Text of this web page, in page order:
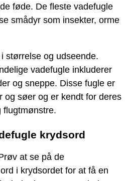
føde. De fleste vadefugle
smådyr som insekter, orme
størrelse og udseende.
vadefugle inkluderer
og sneppe. Disse fugle er
og søer og er kendt for deres
flugtmønstre.
krydsord
at se på de
i krydsordet for at få en